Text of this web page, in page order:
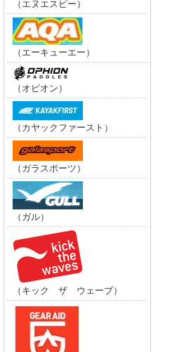
（エヌエスピー）
（エーキューエー）
（オピオン）
（カヤックファースト）
（ガラスポーツ）
（ガル）
（キック ザ ウェーブ）